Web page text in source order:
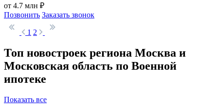
от 4.7 млн ₽
Позвонить Заказать звонок
1 2
Топ новостроек региона Москва и
Московская область по Военной
ипотеке
Показать все